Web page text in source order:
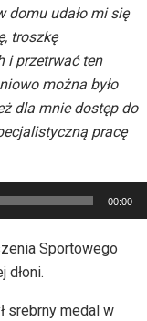
domu udało mi się
troszkę
i przetrwać ten
można było
dla mnie dostęp do
pracę
00:00
Sportowego
dłoni.
srebrny medal w